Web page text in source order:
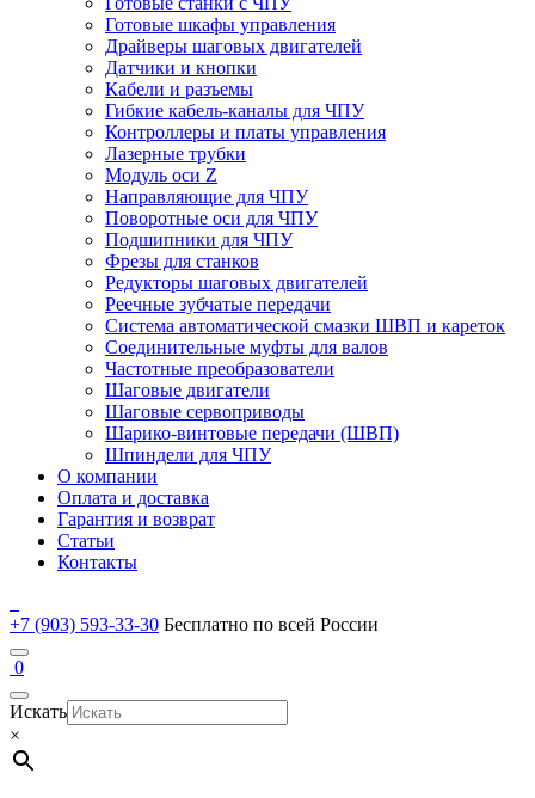
Готовые шкафы управления
Драйверы шаговых двигателей
Датчики и кнопки
Кабели и разъемы
Гибкие кабель-каналы для ЧПУ
Контроллеры и платы управления
Лазерные трубки
Модуль оси Z
Направляющие для ЧПУ
Поворотные оси для ЧПУ
Подшипники для ЧПУ
Фрезы для станков
Редукторы шаговых двигателей
Реечные зубчатые передачи
Система автоматической смазки ШВП и кареток
Соединительные муфты для валов
Частотные преобразователи
Шаговые двигатели
Шаговые сервоприводы
Шарико-винтовые передачи (ШВП)
Шпиндели для ЧПУ
О компании
Оплата и доставка
Гарантия и возврат
Статьи
Контакты
+7 (903) 593-33-30 Бесплатно по всей России
0
Искать
×